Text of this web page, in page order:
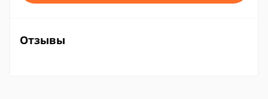
Отзывы